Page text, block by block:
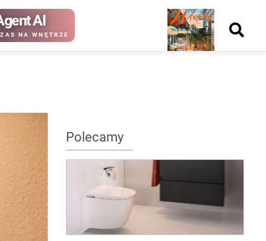
AI
NA WNĘTRZE
Nowy
numer
Polecamy